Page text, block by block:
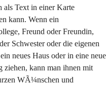
als Text in einer Karte
kann. Wenn ein
Freund oder Freundin,
Schwester oder die eigenen
neues Haus oder in eine neue
ziehen, kann man ihnen mit
WÃ¼nschen und